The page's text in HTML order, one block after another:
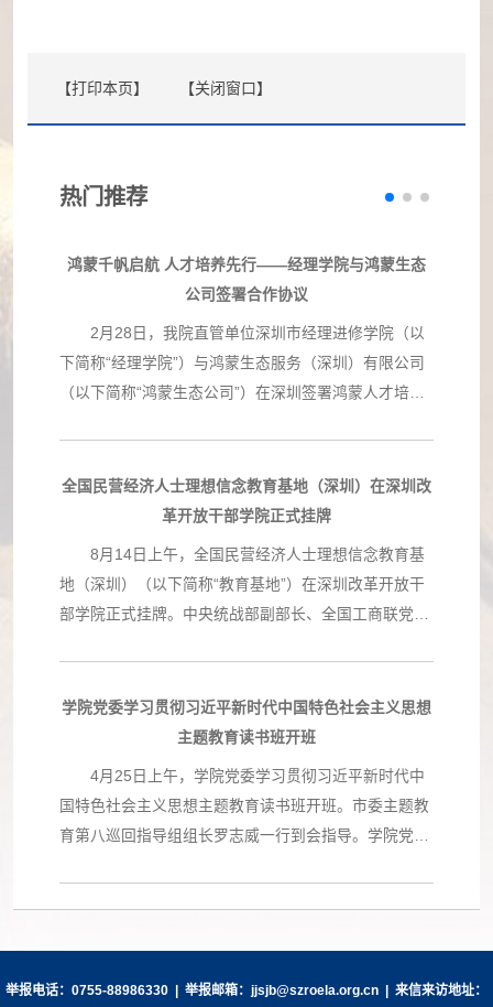
【打印本页】 【关闭窗口】
热门推荐
鸿蒙千帆启航 人才培养先行——经理学院与鸿蒙生态
公司签署合作协议
2月28日，我院直管单位深圳市经理进修学院（以
下简称“经理学院”）与鸿蒙生态服务（深圳）有限公司
（以下简称“鸿蒙生态公司”）在深圳签署鸿蒙人才培养
位。 双方同意，联合推动政府、国有企事业单位在
交通运输、工程建设、科技创新、产业升级等领域更好
势，与鸿蒙生态公司共建鸿蒙技术专家、鸿蒙开发者高
教育产品研发，共同打造高水平复合型数字人才培养体
系。通过提供无缝衔接的“学、练、考、证”一站式服
务，充分满足开发者在不同阶段的学习需求。 据
悉，自2023年9月鸿蒙原生应用全面启动以来，鸿蒙原
生应用加速开发，鸿蒙系统生态已覆盖智能手机、平板
全市科技创新与高质量发展增添澎湃的人才动能和科技
全国民营经济人士理想信念教育基地（深圳）在深圳改
革开放干部学院正式挂牌
8月14日上午，全国民营经济人士理想信念教育基
地（深圳）（以下简称“教育基地”）在深圳改革开放干
部学院正式挂牌。中央统战部副部长、全国工商联党组
长、省工商联党组书记陈丽文，市委常委、统战部部长
王强出席揭牌仪式。 徐乐江在讲话中表示，全国工
中华民族伟大复兴的磅礴伟力。徐乐江表示，学习弘扬
改革开放精神和特区精神，就是要始终坚定听党话、跟
国家事业的“大蓝图”，在攻克“卡脖子”技术上勇于发
学院党委学习贯彻习近平新时代中国特色社会主义思想
主题教育读书班开班
4月25日上午，学院党委学习贯彻习近平新时代中
国特色社会主义思想主题教育读书班开班。市委主题教
育第八巡回指导组组长罗志威一行到会指导。学院党委
导班子成员参加开班式。 会议指出 举办读书班
是贯彻落实主题教育部署要求的一项重要举措，也是推
举报电话：0755-88986330 | 举报邮箱：jjsjb@szroela.org.cn | 来信来访地址：